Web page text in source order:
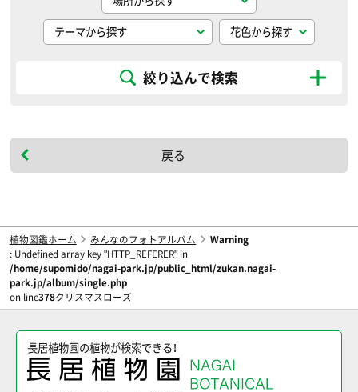
絞り込んで検索
戻る
植物図鑑ホーム みんなのフォトアルバム
Warning
: Undefined array key "HTTP_REFERER" in
/home/supomido/nagai-park.jp/public_html/zukan.nagai-
park.jp/album/single.php
on line378クリスマスローズ
長居植物園の植物が検索できる！